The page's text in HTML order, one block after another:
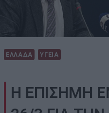
ΕΛΛΑΔΑ ΥΓΕΙΑ
Η ΕΠΙΣΗΜΗ